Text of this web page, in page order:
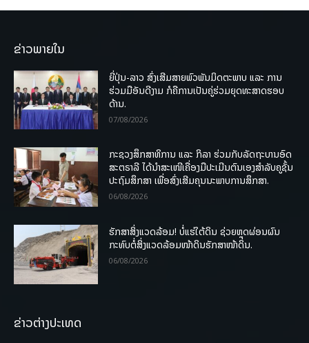
ຂ່າວພາຍໃນ
ຍີ່ປຸ່ນ-ລາວ ສົ່ງເສີມສາຍພົວພັນມິດຕະພາບ ແລະ ການ
ຮ່ວມມືອັນດີງາມ ກໍຄືການເປັນຄູ່ຮ່ວມຍຸດທະສາດຮອບ
ດ້ານ.
07/08/2026
ກະຊວງສຶກສາທິການ ແລະ ກິລາ ຮ່ວມກັບລັດຖະບານອົດ
ສະຕຣາລີ ໄດ້ນຳສະເໜີເຄື່ອງມືປະເມີນຕົນເອງສຳລັບຄູຊັ້ນ
ປະຖົມສຶກສາ ເພື່ອສົ່ງເສີມຄຸນນະພາບການສຶກສາ.
06/08/2026
ຮັກສາສິ່ງແວດລ້ອມ! ບໍ່ແຮ່ໃຕ້ດິນ ຊ່ວຍຫຼຸດຜ່ອນຜົນ
ກະທົບຕໍ່ສິ່ງແວດລ້ອມໜ້າດິນຮັກສາໜ້າດິນ.
06/08/2026
ຂ່າວຕ່າງປະເທດ